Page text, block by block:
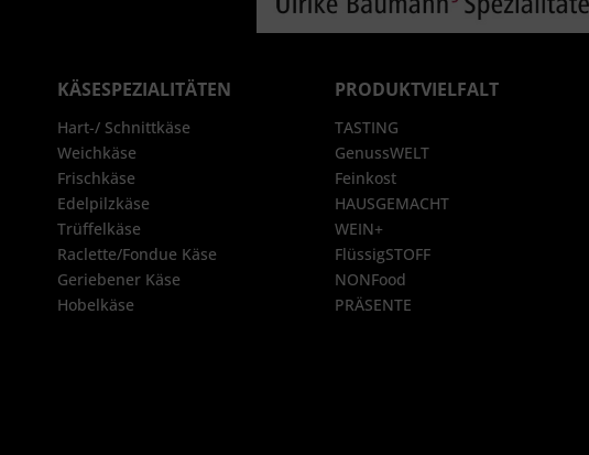
KÄSESPEZIALITÄTEN
Hart-/ Schnittkäse
Weichkäse
Frischkäse
Edelpilzkäse
Trüffelkäse
Raclette/Fondue Käse
Geriebener Käse
Hobelkäse
PRODUKTVIELFALT
TASTING
GenussWELT
Feinkost
HAUSGEMACHT
WEIN+
FlüssigSTOFF
NONFood
PRÄSENTE